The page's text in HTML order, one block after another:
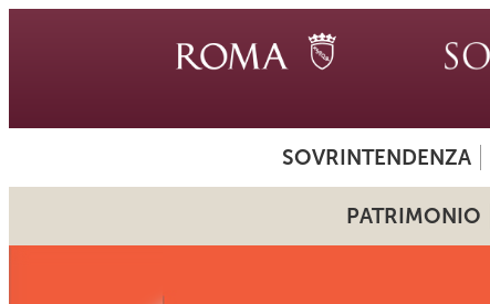
SOVRINTENDENZA
PATRIMONIO